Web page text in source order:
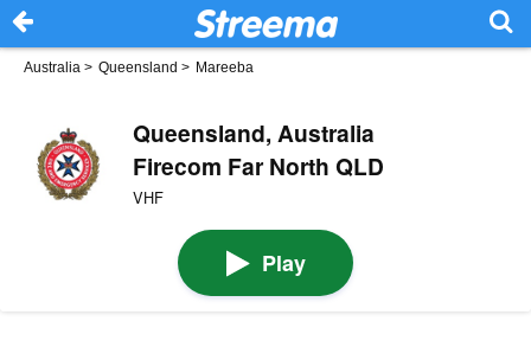
Australia > Queensland > Mareeba
Queensland, Australia
Firecom Far North QLD
VHF
Play